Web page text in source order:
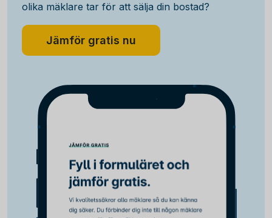
olika mäklare tar för att sälja din bostad?
Jämför gratis nu